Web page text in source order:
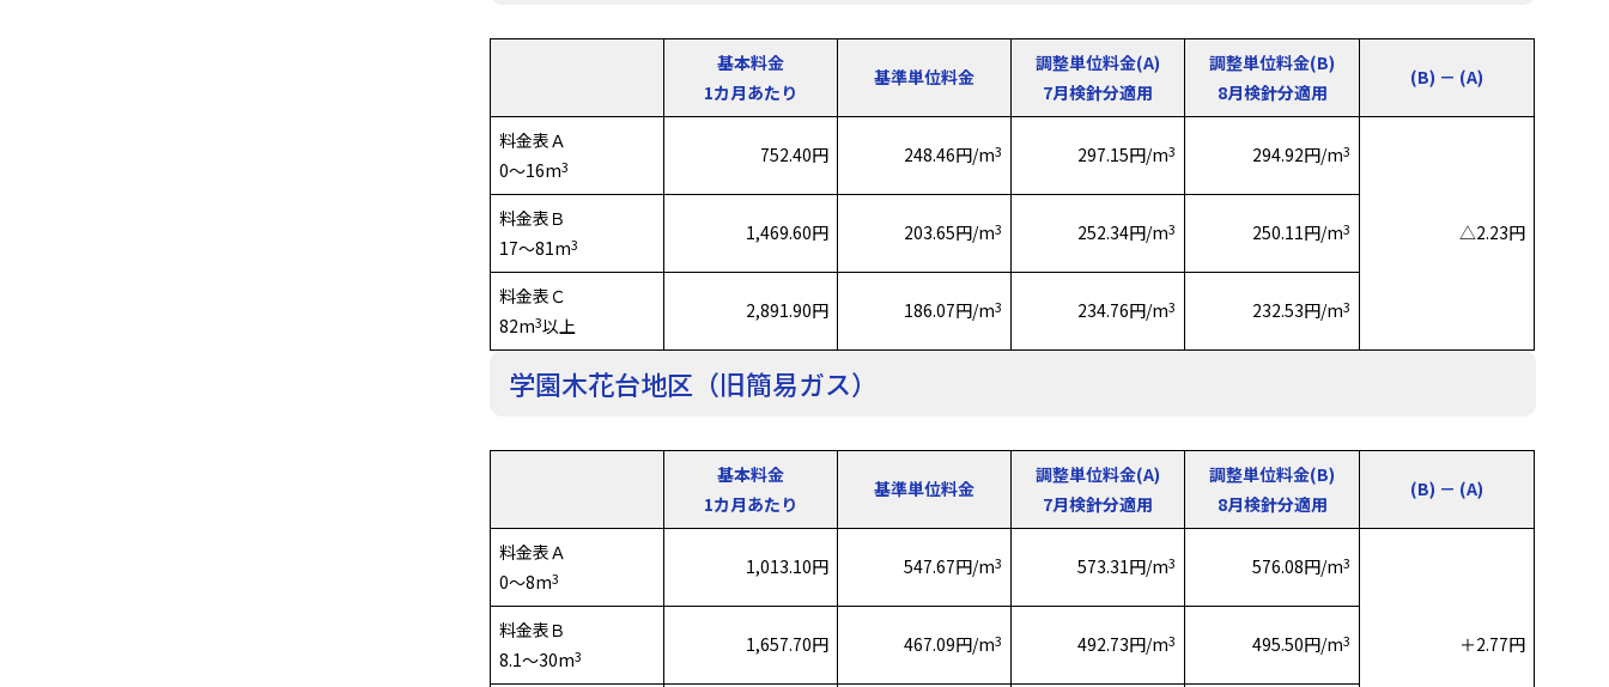
基本料金
1カ月あたり
基準単位料金
調整単位料金(A)
7月検針分適用
調整単位料金(B)
8月検針分適用
(B) － (A)
料金表Ａ
0～16m3 752.40円 248.46円/m3 297.15円/m3 294.92円/m3
△2.23円
料金表Ｂ
17～81m3 1,469.60円 203.65円/m3 252.34円/m3 250.11円/m3
料金表Ｃ
82m3以上
2,891.90円 186.07円/m3 234.76円/m3 232.53円/m3
学園木花台地区（旧簡易ガス）
基本料金
1カ月あたり
基準単位料金
調整単位料金(A)
7月検針分適用
調整単位料金(B)
8月検針分適用
(B) － (A)
料金表Ａ
0～8m3 1,013.10円 547.67円/m3 573.31円/m3 576.08円/m3
＋2.77円
料金表Ｂ
8.1～30m3 1,657.70円 467.09円/m3 492.73円/m3 495.50円/m3